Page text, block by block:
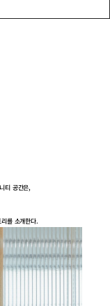
티 공간은,
를 소개한다.